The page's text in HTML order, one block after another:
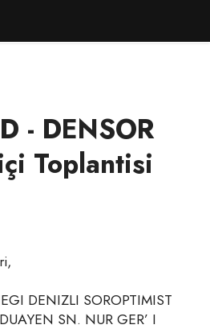
- DENSOR
Toplantisi
DENIZLI SOROPTIMIST
SN. NUR GER’ I